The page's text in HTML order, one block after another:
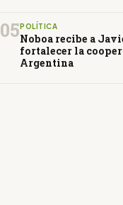
05 POLÍTICA
Noboa recibe a
fortalecer la
Argentina